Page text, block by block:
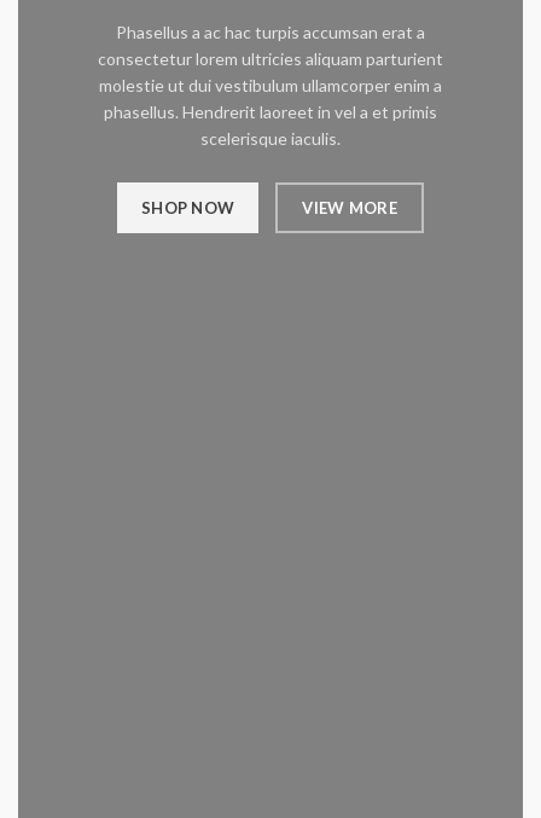
Phasellus a ac hac turpis accumsan erat a
consectetur lorem ultricies aliquam parturient
molestie ut dui vestibulum ullamcorper enim a
phasellus. Hendrerit laoreet in vel a et primis
scelerisque iaculis.
SHOP NOW VIEW MORE